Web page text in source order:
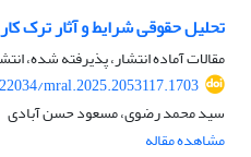
تحلیل حقوقی شرایط و آثار ترک
مقالات آماده انتشار، پذیرفته شده،
mral.2025.2053117.1703
سید محمد رضوی، مسعود حسن آبادی
مشاهده مقاله